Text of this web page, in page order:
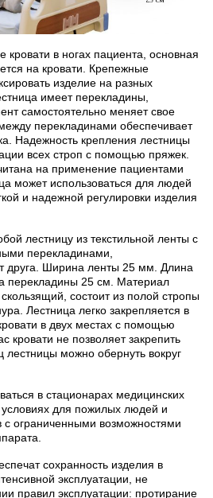
кровати в ногах пациента, основная
на кровати. Крепежные
изделие на разных
имеет перекладины,
самостоятельно меняет свое
перекладинами обеспечивает
Надежность крепления лестницы
всех строп с помощью пряжек.
на применение пациентами
может использоваться для людей
и надежной регулировки изделия
лестницу из текстильной ленты с
перекладинами,
друга. Ширина ленты 25 мм. Длина
перекладины 25 см. Материал
состоит из полой стропы
Лестница легко закрепляется в
в двух местах с помощью
кровати не позволяет закрепить
лестницы можно обернуть вокруг
в стационарах медицинских
для пожилых людей и
с ограниченными возможностями
сохранность изделия в
эксплуатации, не
правил эксплуатации: протирание